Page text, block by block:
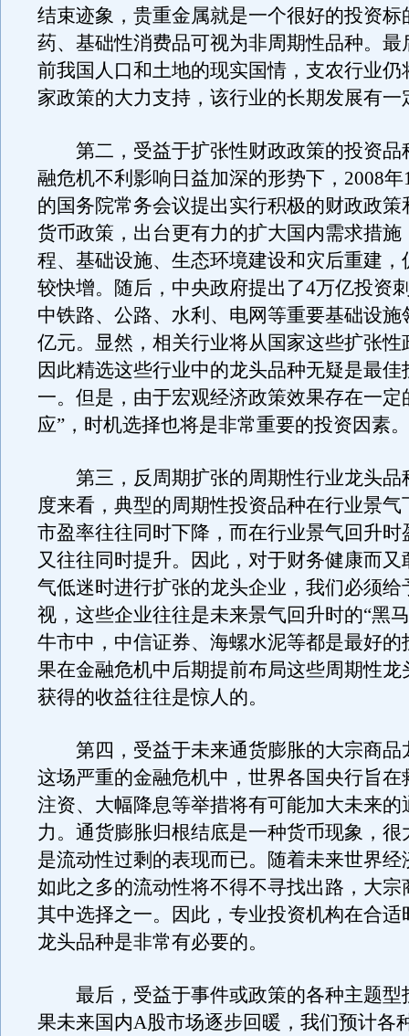
结束迹象，贵重金属就是一个很好的投资标
药、基础性消费品可视为非周期性品种。最
前我国人口和土地的现实国情，支农行业仍
家政策的大力支持，该行业的长期发展有一
第二，受益于扩张性财政政策的投资品
融危机不利影响日益加深的形势下，2008年
的国务院常务会议提出实行积极的财政政策
货币政策，出台更有力的扩大国内需求措施
程、基础设施、生态环境建设和灾后重建，
较快增。随后，中央政府提出了4万亿投资
中铁路、公路、水利、电网等重要基础设施
亿元。显然，相关行业将从国家这些扩张性
因此精选这些行业中的龙头品种无疑是最佳
一。但是，由于宏观经济政策效果存在一定
应”，时机选择也将是非常重要的投资因素。
第三，反周期扩张的周期性行业龙头品
度来看，典型的周期性投资品种在行业景气
市盈率往往同时下降，而在行业景气回升时
又往往同时提升。因此，对于财务健康而又
气低迷时进行扩张的龙头企业，我们必须给
视，这些企业往往是未来景气回升时的“黑
牛市中，中信证券、海螺水泥等都是最好的
果在金融危机中后期提前布局这些周期性龙
获得的收益往往是惊人的。
第四，受益于未来通货膨胀的大宗商品
这场严重的金融危机中，世界各国央行旨在
注资、大幅降息等举措将有可能加大未来的
力。通货膨胀归根结底是一种货币现象，很
是流动性过剩的表现而已。随着未来世界经
如此之多的流动性将不得不寻找出路，大宗
其中选择之一。因此，专业投资机构在合适
龙头品种是非常有必要的。
最后，受益于事件或政策的各种主题型
果未来国内A股市场逐步回暖，我们预计各